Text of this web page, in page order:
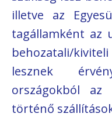
illetve az
tagállamként az
behozatali/
lesznek
országokból az
történő